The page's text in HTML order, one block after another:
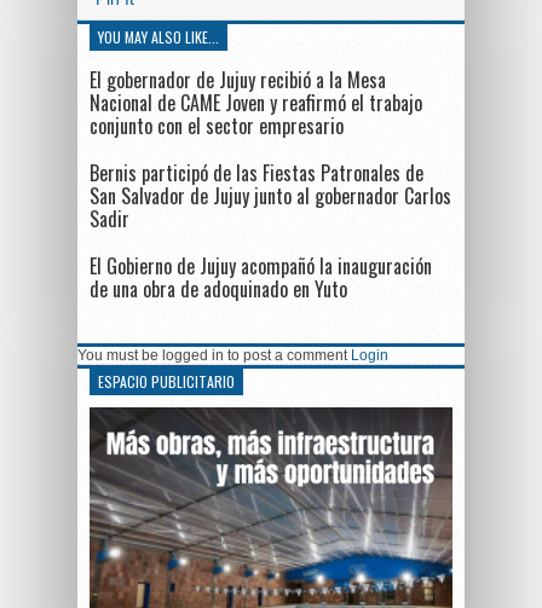
YOU MAY ALSO LIKE...
El gobernador de Jujuy recibió a la Mesa
Nacional de CAME Joven y reafirmó el trabajo
conjunto con el sector empresario
Bernis participó de las Fiestas Patronales de
San Salvador de Jujuy junto al gobernador Carlos
Sadir
El Gobierno de Jujuy acompañó la inauguración
de una obra de adoquinado en Yuto
You must be logged in to post a comment Login
ESPACIO PUBLICITARIO